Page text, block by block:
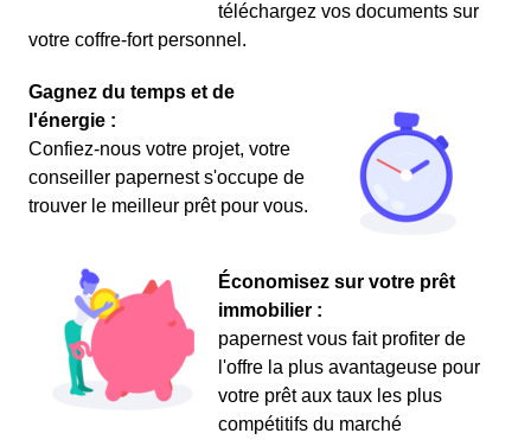
téléchargez vos documents sur
votre coffre-fort personnel.
Gagnez du temps et de
l'énergie :
Confiez-nous votre projet, votre
conseiller papernest s'occupe de
trouver le meilleur prêt pour vous.
Économisez sur votre prêt
immobilier :
papernest vous fait profiter de
l'offre la plus avantageuse pour
votre prêt aux taux les plus
compétitifs du marché